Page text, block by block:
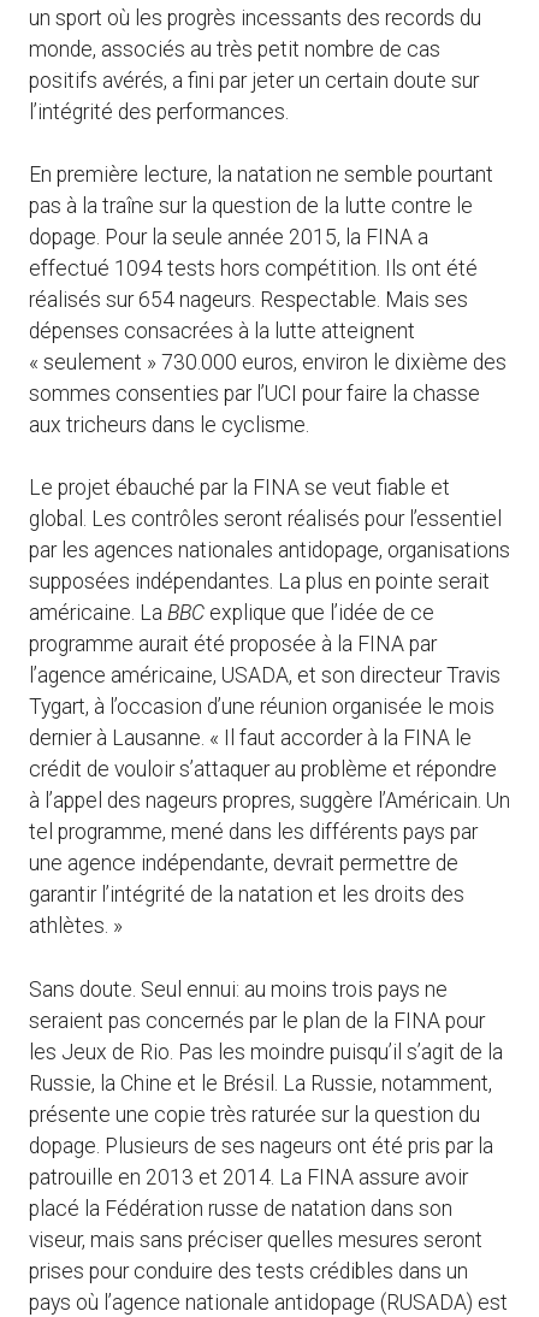
un sport où les progrès incessants des records du
monde, associés au très petit nombre de cas
positifs avérés, a fini par jeter un certain doute sur
l’intégrité des performances.
En première lecture, la natation ne semble pourtant
pas à la traîne sur la question de la lutte contre le
dopage. Pour la seule année 2015, la FINA a
effectué 1094 tests hors compétition. Ils ont été
réalisés sur 654 nageurs. Respectable. Mais ses
dépenses consacrées à la lutte atteignent
« seulement » 730.000 euros, environ le dixième des
sommes consenties par l’UCI pour faire la chasse
aux tricheurs dans le cyclisme.
Le projet ébauché par la FINA se veut fiable et
global. Les contrôles seront réalisés pour l’essentiel
par les agences nationales antidopage, organisations
supposées indépendantes. La plus en pointe serait
américaine. La BBC explique que l’idée de ce
programme aurait été proposée à la FINA par
l’agence américaine, USADA, et son directeur Travis
Tygart, à l’occasion d’une réunion organisée le mois
dernier à Lausanne. « Il faut accorder à la FINA le
crédit de vouloir s’attaquer au problème et répondre
à l’appel des nageurs propres, suggère l’Américain. Un
tel programme, mené dans les différents pays par
une agence indépendante, devrait permettre de
garantir l’intégrité de la natation et les droits des
athlètes. »
Sans doute. Seul ennui: au moins trois pays ne
seraient pas concernés par le plan de la FINA pour
les Jeux de Rio. Pas les moindre puisqu’il s’agit de la
Russie, la Chine et le Brésil. La Russie, notamment,
présente une copie très raturée sur la question du
dopage. Plusieurs de ses nageurs ont été pris par la
patrouille en 2013 et 2014. La FINA assure avoir
placé la Fédération russe de natation dans son
viseur, mais sans préciser quelles mesures seront
prises pour conduire des tests crédibles dans un
pays où l’agence nationale antidopage (RUSADA) est